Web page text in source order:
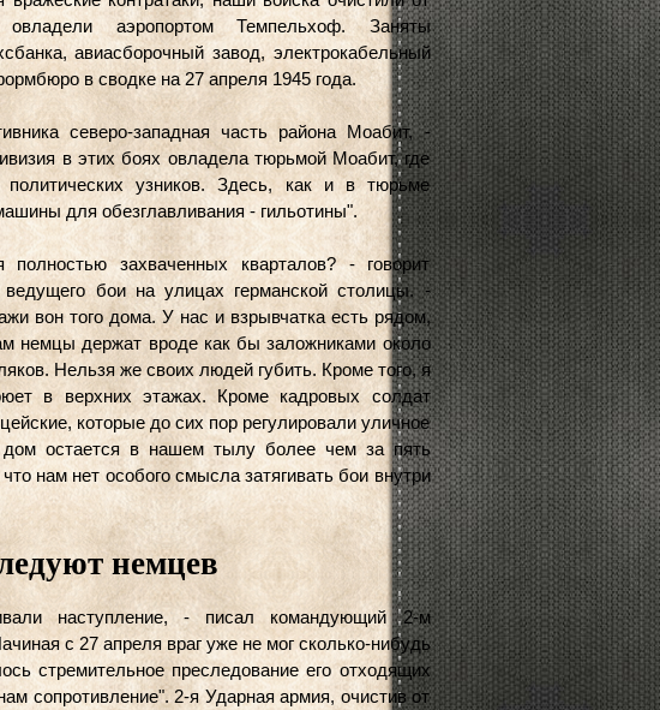
аэропортом Темпельхоф. Заняты
авиасборочный завод, электрокабельный
в сводке на 27 апреля 1945 года.
северо-западная часть района Моабит, -
в этих боях овладела тюрьмой Моабит, где
узников. Здесь, как и в тюрьме
для обезглавливания - гильотины".
захваченных кварталов? - говорит
бои на улицах германской столицы. -
вон того дома. У нас и взрывчатка есть рядом,
немцы держат вроде как бы заложниками около
Нельзя же своих людей губить. Кроме того, я
в верхних этажах. Кроме кадровых солдат
которые до сих пор регулировали уличное
дом остается в нашем тылу более чем за пять
нам нет особого смысла затягивать бои внутри
немцев
наступление, - писал командующий 2-м
с 27 апреля враг уже не мог сколько-нибудь
стремительное преследование его отходящих
сопротивление". 2-я Ударная армия, очистив от